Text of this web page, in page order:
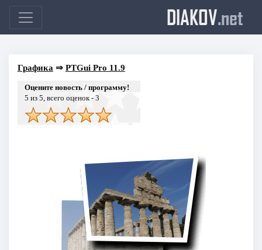
DIAKOV.net
Графика ⇒ PTGui Pro 11.9
Оцените новость / программу!
5 из 5, всего оценок - 3